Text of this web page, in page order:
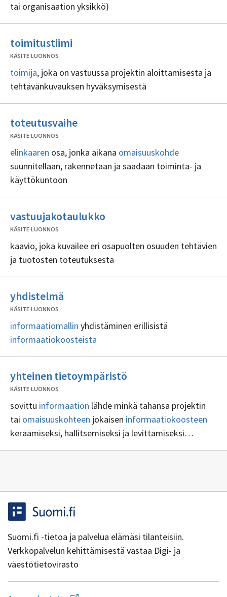
tai organisaation yksikkö)
toimitustiimi
KÄSITE·LUONNOS
toimija, joka on vastuussa projektin aloittamisesta ja
tehtävänkuvauksen hyväksymisestä
toteutusvaiheEi
KÄSITE·LUONNOS
elinkaaren osa, jonka aikana omaisuuskohde
suunnitellaan, rakennetaan ja saadaan toiminta- ja
käyttökuntoon
vastuujakotaulukko
KÄSITE·LUONNOS
kaavio, joka kuvailee eri osapuolten osuuden tehtävien
ja tuotosten toteutuksesta
yhdistelmä
KÄSITE·LUONNOS
informaatiomallin yhdistäminen erillisistä
informaatiokoosteista
yhteinen tietoympäristö
KÄSITE·LUONNOS
sovittu informaation lähde minkä tahansa projektin
tai omaisuuskohteen jokaisen informaatiokoosteen
keräämiseksi, hallitsemiseksi ja levittämiseksi
Suomi.fi -tietoa ja palvelua elämäsi tilanteisiin.
Verkkopalvelun kehittämisestä vastaa Digi- ja
väestötietovirasto